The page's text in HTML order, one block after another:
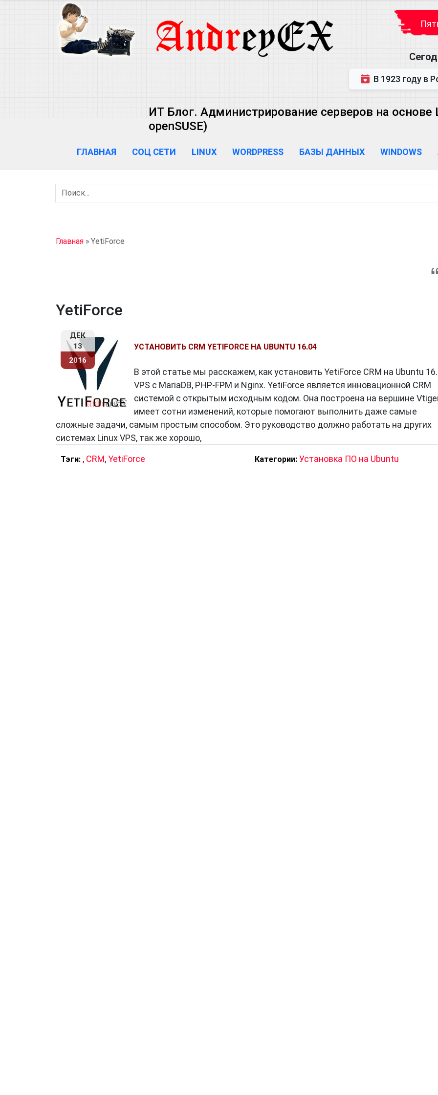
В 1923 году в Ростове-на-Дону
ИТ Блог. Администрирование серверов на основе
openSUSE)
ГЛАВНАЯ СОЦ СЕТИ LINUX WORDPRESS БАЗЫ ДАННЫХ WINDOWS
Главная » YetiForce
YetiForce
ДЕК
13
2016
УСТАНОВИТЬ CRM YETIFORCE НА UBUNTU 16.04
В этой статье мы расскажем, как установить YetiForce CRM на Ubuntu
VPS с MariaDB, PHP-FPM и Nginx. YetiForce является инновационной CRM
системой с открытым исходным кодом. Она построена на вершине
имеет сотни изменений, которые помогают выполнить даже самые
сложные задачи, самым простым способом. Это руководство должно работать на других
системах Linux VPS, так же хорошо,
Тэги: , CRM,YetiForce Категории: Установка ПО на Ubuntu